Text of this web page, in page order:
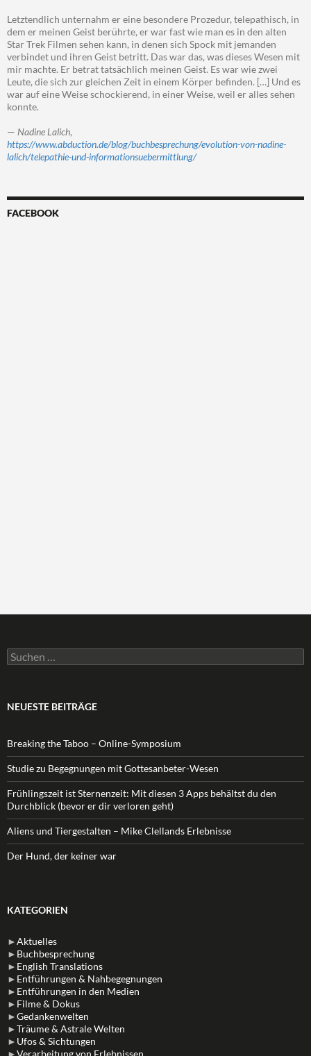
Letztendlich unternahm er eine besondere Prozedur, telepathisch, in
dem er meinen Geist berührte, er war fast wie man es in den alten
Star Trek Filmen sehen kann, in denen sich Spock mit jemanden
verbindet und ihren Geist betritt. Das war das, was dieses Wesen mit
mir machte. Er betrat tatsächlich meinen Geist. Es war wie zwei
Leute, die sich zur gleichen Zeit in einem Körper befinden. […] Und es
war auf eine Weise schockierend, in einer Weise, weil er alles sehen
konnte.
— Nadine Lalich,
https://www.abduction.de/blog/buchbesprechung/evolution-von-nadine-
lalich/telepathie-und-informationsuebermittlung/
FACEBOOK
Suchen
nach:
NEUESTE BEITRÄGE
Breaking the Taboo – Online-Symposium
Studie zu Begegnungen mit Gottesanbeter-Wesen
Frühlingszeit ist Sternenzeit: Mit diesen 3 Apps behältst du den
Durchblick (bevor er dir verloren geht)
Aliens und Tiergestalten – Mike Clellands Erlebnisse
Der Hund, der keiner war
KATEGORIEN
►Aktuelles
► Buchbesprechung
► English Translations
► Entführungen & Nahbegegnungen
► Entführungen in den Medien
► Filme & Dokus
►Gedankenwelten
►Träume & Astrale Welten
► Ufos & Sichtungen